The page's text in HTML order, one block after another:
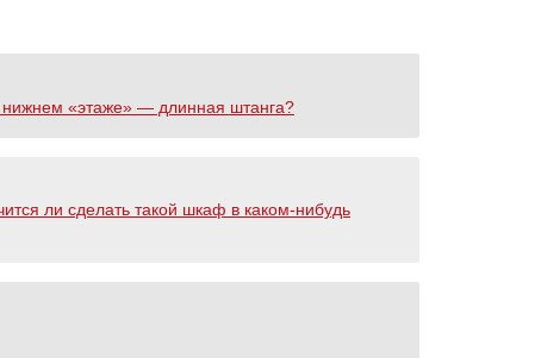
«этаже» — длинная штанга?
ли сделать такой шкаф в каком-нибудь